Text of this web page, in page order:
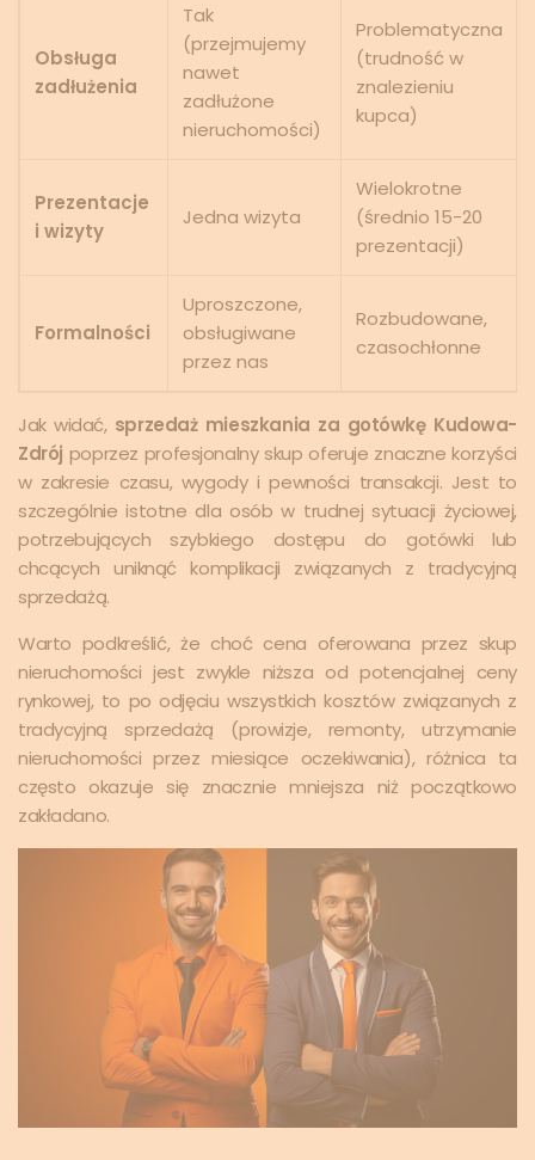
Obsługa
zadłużenia
Tak
(przejmujemy
nawet
zadłużone
nieruchomości)
Problematyczna
(trudność w
znalezieniu
kupca)
Prezentacje
i wizyty
Jedna wizyta
Wielokrotne
(średnio 15-20
prezentacji)
Formalności
Uproszczone,
obsługiwane
przez nas
Rozbudowane,
czasochłonne
Jak widać, sprzedaż mieszkania za gotówkę Kudowa-
Zdrój poprzez profesjonalny skup oferuje znaczne korzyści
w zakresie czasu, wygody i pewności transakcji. Jest to
szczególnie istotne dla osób w trudnej sytuacji życiowej,
potrzebujących szybkiego dostępu do gotówki lub
chcących uniknąć komplikacji związanych z tradycyjną
sprzedażą.
Warto podkreślić, że choć cena oferowana przez skup
nieruchomości jest zwykle niższa od potencjalnej ceny
rynkowej, to po odjęciu wszystkich kosztów związanych z
tradycyjną sprzedażą (prowizje, remonty, utrzymanie
nieruchomości przez miesiące oczekiwania), różnica ta
często okazuje się znacznie mniejsza niż początkowo
zakładano.